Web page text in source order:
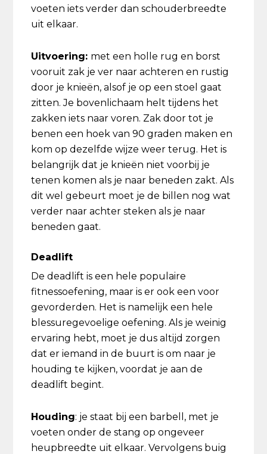
voeten iets verder dan schouderbreedte
uit elkaar.
Uitvoering: met een holle rug en borst
vooruit zak je ver naar achteren en rustig
door je knieën, alsof je op een stoel gaat
zitten. Je bovenlichaam helt tijdens het
zakken iets naar voren. Zak door tot je
benen een hoek van 90 graden maken en
kom op dezelfde wijze weer terug. Het is
belangrijk dat je knieën niet voorbij je
tenen komen als je naar beneden zakt. Als
dit wel gebeurt moet je de billen nog wat
verder naar achter steken als je naar
beneden gaat.
Deadlift
De deadlift is een hele populaire
fitnessoefening, maar is er ook een voor
gevorderden. Het is namelijk een hele
blessuregevoelige oefening. Als je weinig
ervaring hebt, moet je dus altijd zorgen
dat er iemand in de buurt is om naar je
houding te kijken, voordat je aan de
deadlift begint.
Houding: je staat bij een barbell, met je
voeten onder de stang op ongeveer
heupbreedte uit elkaar. Vervolgens buig